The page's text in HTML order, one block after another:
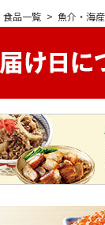
食品一覧 > 魚介・海